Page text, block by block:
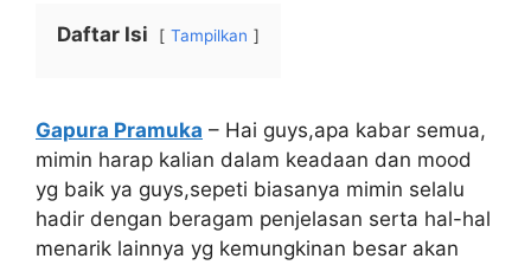
Daftar Isi Tampilkan
Gapura Pramuka – Hai guys,apa kabar semua,
mimin harap kalian dalam keadaan dan mood
yg baik ya guys,sepeti biasanya mimin selalu
hadir dengan beragam penjelasan serta hal-hal
menarik lainnya yg kemungkinan besar akan